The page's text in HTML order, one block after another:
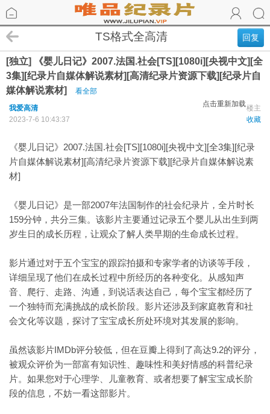
回复
TS格式全高清
[独立] 《婴儿日记》2007.法国.社会[TS][1080i][央视中文][全
3集][纪录片自媒体解说素材][高清纪录片资源下载][纪录片自
媒体解说素材]
看全部
点击重新加载楼主
我爱高清
收藏
2023-7-6 10:43:37
《婴儿日记》2007.法国.社会[TS][1080i][央视中文][全3集][纪录
片自媒体解说素材][高清纪录片资源下载][纪录片自媒体解说素
材]
《婴儿日记》是一部2007年法国制作的社会纪录片，全片时长
159分钟，共分三集。该影片主要通过记录五个婴儿从出生到两
岁生日的成长历程，让观众了解人类早期的生命成长过程。
影片通过对于五个宝宝的跟踪拍摄和专家学者的访谈等手段，
详细呈现了他们在成长过程中所经历的各种变化。从感知声
音、爬行、走路、沟通，到说话表达自己，每个宝宝都经历了
一个独特而充满挑战的成长阶段。影片还涉及到家庭教育和社
会文化等议题，探讨了宝宝成长所处环境对其发展的影响。
虽然该影片IMDb评分较低，但在豆瓣上得到了高达9.2的评分，
被观众评价为一部富有知识性、趣味性和美好情感的科普纪录
片。如果您对于心理学、儿童教育、或者想要了解宝宝成长阶
段的信息，不妨一看这部影片。